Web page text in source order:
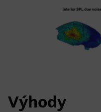
Výhody